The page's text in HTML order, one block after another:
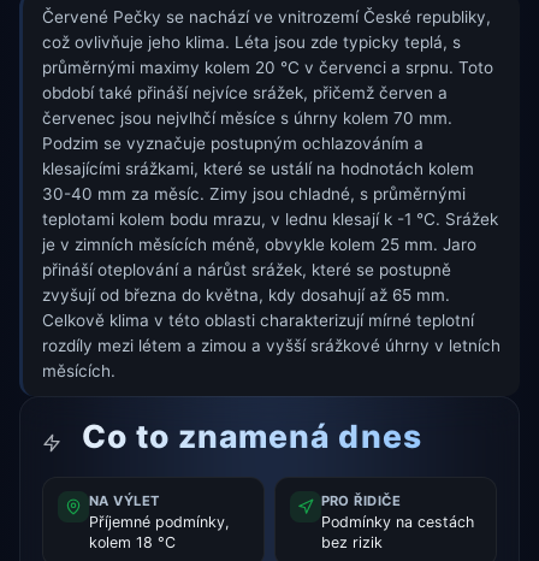
Červené Pečky se nachází ve vnitrozemí České republiky,
což ovlivňuje jeho klima. Léta jsou zde typicky teplá, s
průměrnými maximy kolem 20 °C v červenci a srpnu. Toto
období také přináší nejvíce srážek, přičemž červen a
červenec jsou nejvlhčí měsíce s úhrny kolem 70 mm.
Podzim se vyznačuje postupným ochlazováním a
klesajícími srážkami, které se ustálí na hodnotách kolem
30-40 mm za měsíc. Zimy jsou chladné, s průměrnými
teplotami kolem bodu mrazu, v lednu klesají k -1 °C. Srážek
je v zimních měsících méně, obvykle kolem 25 mm. Jaro
přináší oteplování a nárůst srážek, které se postupně
zvyšují od března do května, kdy dosahují až 65 mm.
Celkově klima v této oblasti charakterizují mírné teplotní
rozdíly mezi létem a zimou a vyšší srážkové úhrny v letních
měsících.
Co to znamená dnes
NA VÝLET
Příjemné podmínky,
kolem 18 °C
PRO ŘIDIČE
Podmínky na cestách
bez rizik